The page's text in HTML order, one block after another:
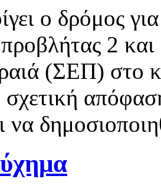
ο δρόμος
2
(ΣΕΠ) στο
να